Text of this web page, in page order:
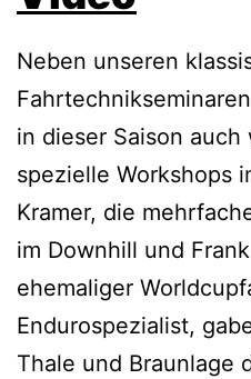
Neben unseren
in dieser Saison auch
spezielle Workshops
Kramer, die
im Downhill und
ehemaliger
Endurospezialist,
Thale und Braunlage